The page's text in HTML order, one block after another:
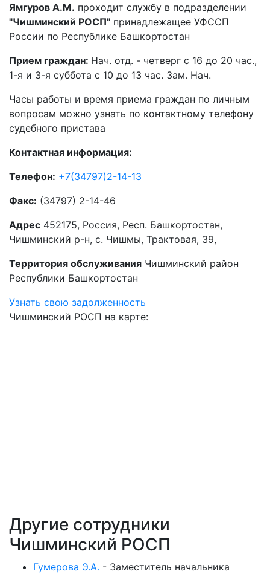
Ямгуров А.М. проходит службу в подразделении
"Чишминский РОСП" принадлежащее УФССП
России по Республике Башкортостан
Прием граждан: Нач. отд. - четверг с 16 до 20 час.,
1-я и 3-я суббота с 10 до 13 час. Зам. Нач.
Часы работы и время приема граждан по личным
вопросам можно узнать по контактному телефону
судебного пристава
Контактная информация:
Телефон: +7(34797)2-14-13
Факс: (34797) 2-14-46
Адрес 452175, Россия, Респ. Башкортостан,
Чишминский р-н, с. Чишмы, Трактовая, 39,
Территория обслуживания Чишминский район
Республики Башкортостан
Узнать свою задолженность
Чишминский РОСП на карте:
Другие сотрудники
Чишминский РОСП
Гумерова Э.А. - Заместитель начальника